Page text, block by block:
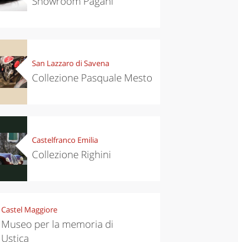
San Lazzaro di Savena
Collezione Pasquale Mesto
Castelfranco Emilia
Collezione Righini
Castel Maggiore
Museo per la memoria di
Ustica